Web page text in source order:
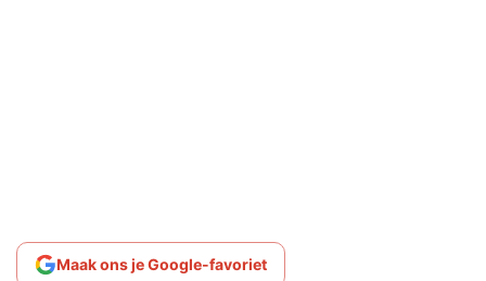
Maak ons je Google-favoriet